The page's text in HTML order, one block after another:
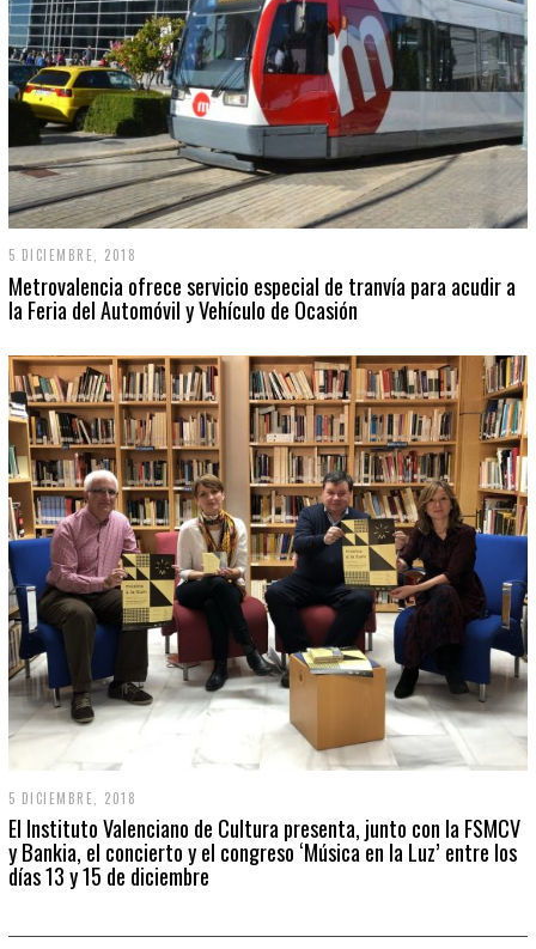
5 DICIEMBRE, 2018
Metrovalencia ofrece servicio especial de tranvía para acudir a
la Feria del Automóvil y Vehículo de Ocasión
5 DICIEMBRE, 2018
El Instituto Valenciano de Cultura presenta, junto con la FSMCV
y Bankia, el concierto y el congreso ‘Música en la Luz’ entre los
días 13 y 15 de diciembre